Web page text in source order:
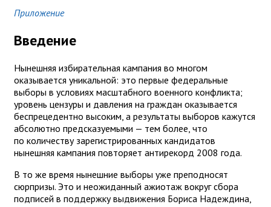
Приложение
Введение
Нынешняя избирательная кампания во многом
оказывается уникальной: это первые федеральные
выборы в условиях масштабного военного конфликта;
уровень цензуры и давления на граждан оказывается
беспрецедентно высоким, а результаты выборов кажутся
абсолютно предсказуемыми — тем более, что
по количеству зарегистрированных кандидатов
нынешняя кампания повторяет антирекорд 2008 года.
В то же время нынешние выборы уже преподносят
сюрпризы. Это и неожиданный ажиотаж вокруг сбора
подписей в поддержку выдвижения Бориса Надеждина,